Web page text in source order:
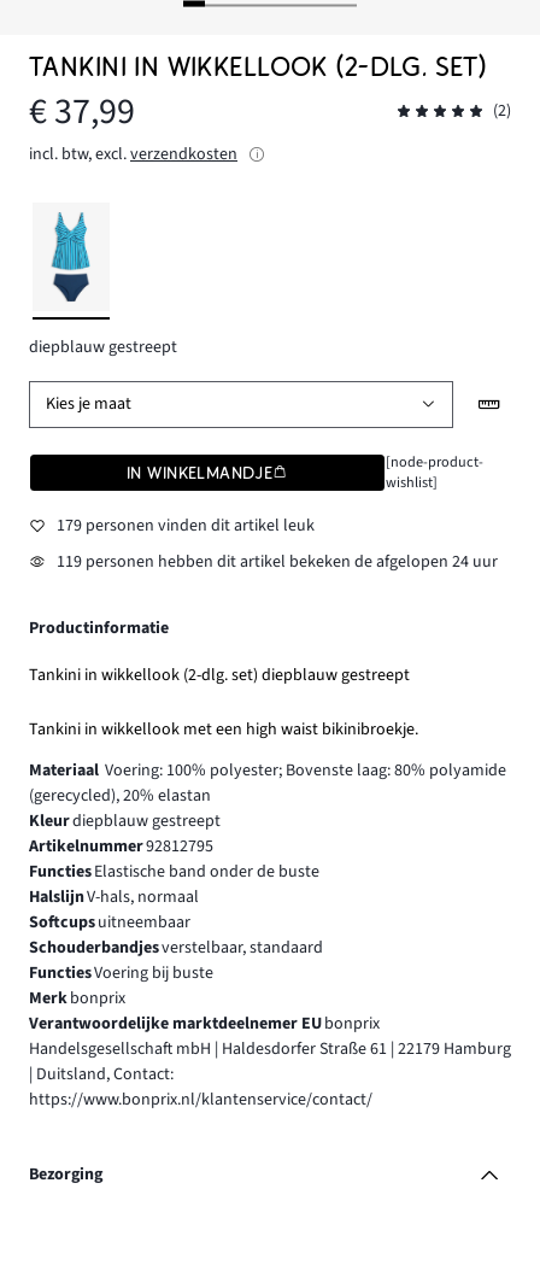
TANKINI IN WIKKELLOOK (2-DLG. SET)
€ 37,99
(2)
incl. btw, excl.verzendkosten
diepblauw gestreept
Kies je maat
IN WINKELMANDJE
[node-product-
wishlist]
179 personen vinden dit artikel leuk
119 personen hebben dit artikel bekeken de afgelopen 24 uur
Productinformatie
Tankini in wikkellook (2-dlg. set) diepblauw gestreept
Tankini in wikkellook met een high waist bikinibroekje.
Materiaal Voering: 100% polyester; Bovenste laag: 80% polyamide
(gerecycled), 20% elastan
Kleurdiepblauw gestreept
Artikelnummer92812795
FunctiesElastische band onder de buste
HalslijnV-hals, normaal
Softcupsuitneembaar
Schouderbandjesverstelbaar, standaard
FunctiesVoering bij buste
Merkbonprix
Verantwoordelijke marktdeelnemer EUbonprix
Handelsgesellschaft mbH | Haldesdorfer Straße 61 | 22179 Hamburg
| Duitsland, Contact:
https://www.bonprix.nl/klantenservice/contact/
Bezorging